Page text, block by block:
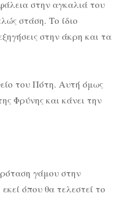
στην αγκαλιά του
στάση. Το ίδιο
στην άκρη και τα
του Πότη. Αυτή όμως
Φρύνης και κάνει την
γάμου στην
όπου θα τελεστεί το